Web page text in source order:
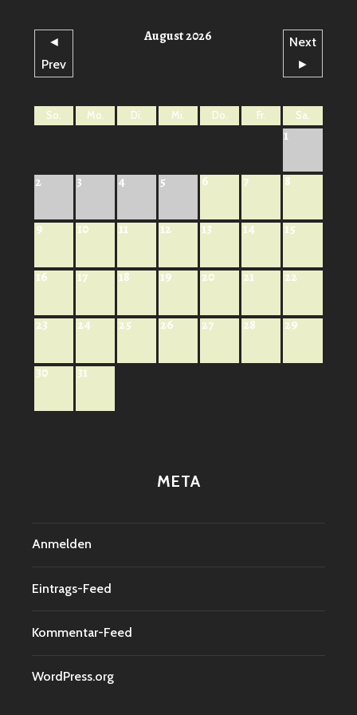
◄
Prev
August 2026
Next
►
So. Mo. Di. Mi. Do. Fr. Sa.
1
2 3 4 5 6 7 8
9 10 11 12 13 14 15
16 17 18 19 20 21 22
23 24 25 26 27 28 29
30 31
META
Anmelden
Eintrags-Feed
Kommentar-Feed
WordPress.org